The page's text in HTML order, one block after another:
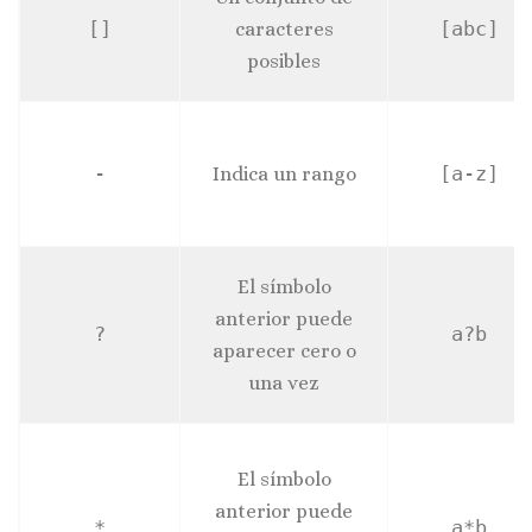
[]
caracteres
posibles
[abc]
- Indica un rango [a-z]
?
El símbolo
anterior puede
aparecer cero o
una vez
a?b
El símbolo
anterior puede